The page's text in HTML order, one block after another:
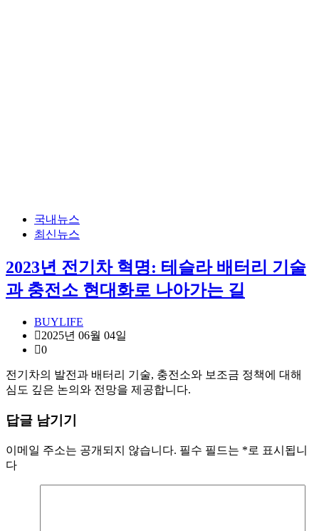
국내뉴스
최신뉴스
2023년 전기차 혁명: 테슬라 배터리 기술
과 충전소 현대화로 나아가는 길
BUYLIFE
2025년 06월 04일
0
전기차의 발전과 배터리 기술, 충전소와 보조금 정책에 대해
심도 깊은 논의와 전망을 제공합니다.
답글 남기기
이메일 주소는 공개되지 않습니다. 필수 필드는 *로 표시됩니
다